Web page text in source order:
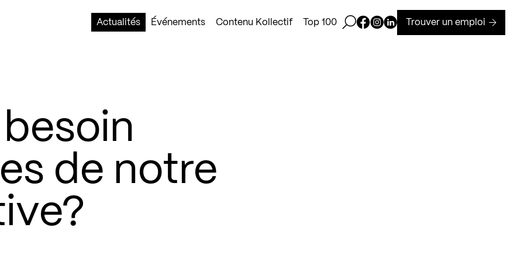
Actualités
Événements Contenu Kollectif Top 100 Ouvrir la barre de recherche
Page Facebook de Kollectif
Page Instagram de Kollectif
Page Linkedin de Kollectif
Trouver un emploi
de notre